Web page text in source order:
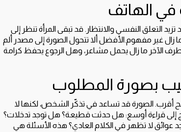
في الهاتف
التعلق النفسي والانتظار. قد تبقى المرأة تنظر إلى
زال غير مفهوم.الأفضل ألا تتحول الصورة إلى مصدر ألم
الآخر ما زال يحمل مشاعر، وهل الرجوع يحفظ كرامة
بصورة المطلوب
أقرب. الصورة قد تساعد في تذكّر الشخص، لكنها لا
إلى قراءة أوسع: هل حدثت قطيعة؟ هل توجد تدخلات؟
لا تظهر في الكلام العادي؟ هذه الأسئلة هي